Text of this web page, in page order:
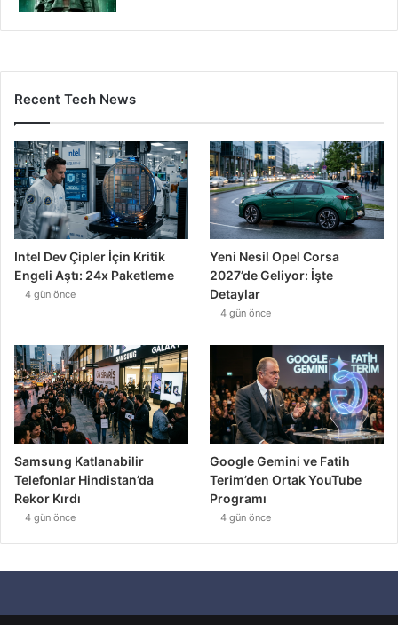
Recent Tech News
Intel Dev Çipler İçin Kritik
Engeli Aştı: 24x Paketleme
4 gün önce
Yeni Nesil Opel Corsa
2027’de Geliyor: İşte
Detaylar
4 gün önce
Samsung Katlanabilir
Telefonlar Hindistan’da
Rekor Kırdı
4 gün önce
Google Gemini ve Fatih
Terim’den Ortak YouTube
Programı
4 gün önce